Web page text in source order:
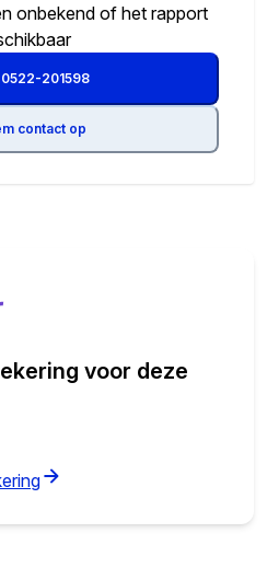
onbekend of het rapport
0522-201598
contact op
voor deze